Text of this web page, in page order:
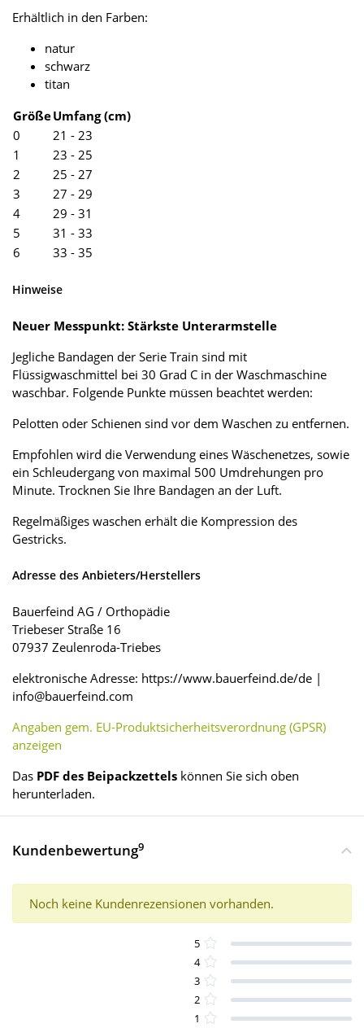
Erhältlich in den Farben:
natur
schwarz
titan
GrößeUmfang (cm)
0
21 - 23
1
23 - 25
2
25 - 27
3
27 - 29
4
29 - 31
5
31 - 33
6
33 - 35
Hinweise
Neuer Messpunkt: Stärkste Unterarmstelle
Jegliche Bandagen der Serie Train sind mit
Flüssigwaschmittel bei 30 Grad C in der Waschmaschine
waschbar. Folgende Punkte müssen beachtet werden:
Pelotten oder Schienen sind vor dem Waschen zu entfernen.
Empfohlen wird die Verwendung eines Wäschenetzes, sowie
ein Schleudergang von maximal 500 Umdrehungen pro
Minute. Trocknen Sie Ihre Bandagen an der Luft.
Regelmäßiges waschen erhält die Kompression des
Gestricks.
Adresse des Anbieters/Herstellers
Bauerfeind AG / Orthopädie
Triebeser Straße 16
07937 Zeulenroda-Triebes
elektronische Adresse: https://www.bauerfeind.de/de |
info@bauerfeind.com
Angaben gem. EU-Produktsicherheitsverordnung (GPSR)
anzeigen
Das PDF des Beipackzettels können Sie sich oben
herunterladen.
Kundenbewertung9
Noch keine Kundenrezensionen vorhanden.
5
4
3
2
1